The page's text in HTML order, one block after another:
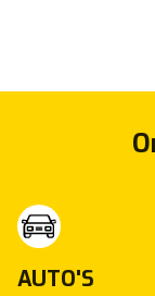
om
Kan je ons
AUTO'S